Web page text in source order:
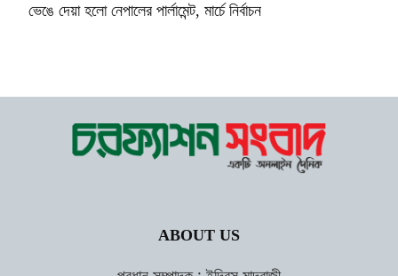
ভেঙে দেয়া হলো নেপালের পার্লামেন্ট, মার্চে নির্বাচন
ABOUT US